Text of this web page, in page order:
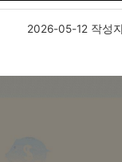
2026-05-12 작성